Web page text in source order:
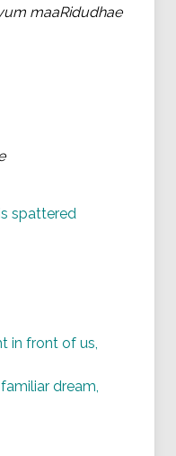
maaRidudhae
spattered
in front of us,
dream,